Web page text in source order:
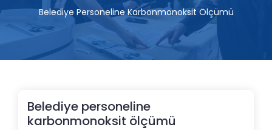
Belediye Personeline Karbonmonoksit Ölçümü
Belediye personeline
karbonmonoksit ölçümü